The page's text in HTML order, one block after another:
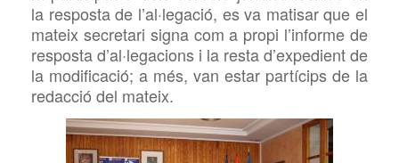
la resposta de l’al·legació, es va matisar que el
mateix secretari signa com a propi l’informe de
resposta d’al·legacions i la resta d’expedient de
la modificació; a més, van estar partícips de la
redacció del mateix.